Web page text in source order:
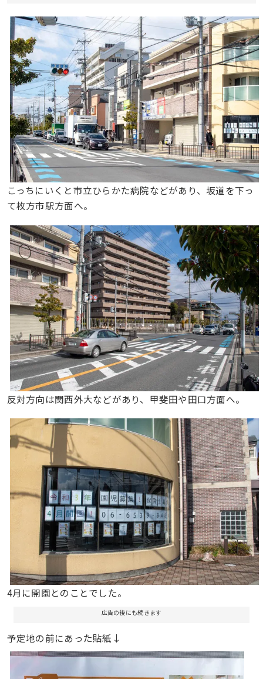
こっちにいくと市立ひらかた病院などがあり、坂道を下っ
て枚方市駅方面へ。
反対方向は関西外大などがあり、甲斐田や田口方面へ。
4月に開園とのことでした。
広告の後にも続きます
予定地の前にあった貼紙↓